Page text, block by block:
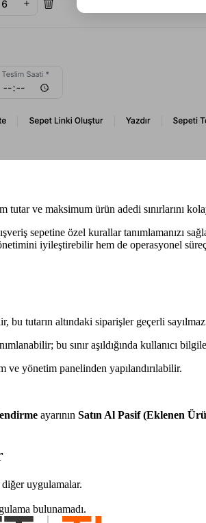
tutar ve maksimum ürün adedi sınırlarını
sepetine özel kurallar tanımlamanızı
iyileştirebilir hem de operasyonel
bu tutarın altındaki siparişler geçerli
bu sınır aşıldığında kullanıcı
yönetim panelinden yapılandırılabilir.
ayarının Satın Al Pasif (Eklenen
uygulamalar.
bulunamadı.